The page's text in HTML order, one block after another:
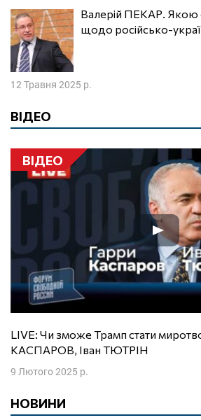
Валерій ПЕКАР. Якою є стратегія Китаю
щодо російсько-
12 Травня 2025 р.
ВІДЕО
ВІДЕО
LIVE: Чи зможе Трамп стати миротворцем? | Гаррі
КАСПАРОВ, Іван ТЮТРІН
9 Лютого 2025 р.
НОВИНИ